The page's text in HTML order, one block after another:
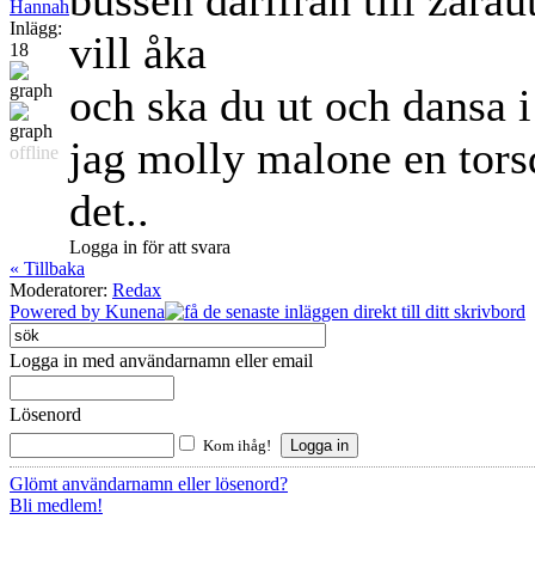
Hannah
Inlägg:
18
offline
vill åka
och ska du ut och dansa
jag molly malone en
det..
Logga in för att svara
« Tillbaka
Moderatorer: Redax
Powered by Kunena
Logga in med användarnamn eller email
Lösenord
Kom ihåg!
Glömt användarnamn eller lösenord?
Bli medlem!